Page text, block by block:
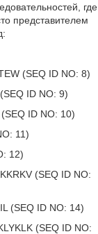
где
представителем
(SEQ ID NO: 8)
ID NO: 9)
ID NO: 10)
11)
12)
(SEQ ID NO:
(SEQ ID NO: 14)
(SEQ ID NO: